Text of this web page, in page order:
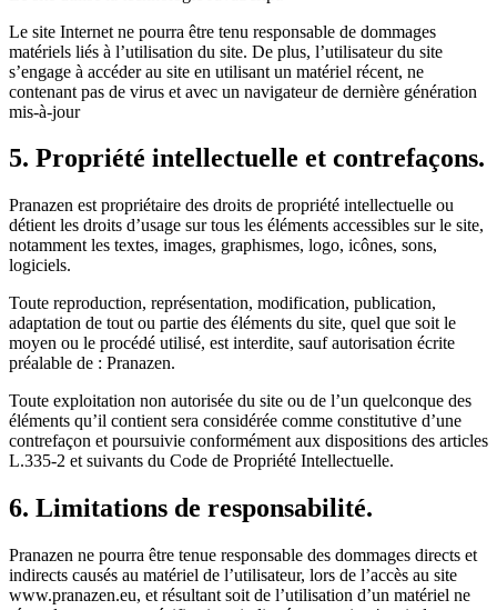
Le site Internet ne pourra être tenu responsable de dommages
matériels liés à l’utilisation du site. De plus, l’utilisateur du site
s’engage à accéder au site en utilisant un matériel récent, ne
contenant pas de virus et avec un navigateur de dernière génération
mis-à-jour
5. Propriété intellectuelle et contrefaçons.
Pranazen est propriétaire des droits de propriété intellectuelle ou
détient les droits d’usage sur tous les éléments accessibles sur le site,
notamment les textes, images, graphismes, logo, icônes, sons,
logiciels.
Toute reproduction, représentation, modification, publication,
adaptation de tout ou partie des éléments du site, quel que soit le
moyen ou le procédé utilisé, est interdite, sauf autorisation écrite
préalable de : Pranazen.
Toute exploitation non autorisée du site ou de l’un quelconque des
éléments qu’il contient sera considérée comme constitutive d’une
contrefaçon et poursuivie conformément aux dispositions des articles
L.335-2 et suivants du Code de Propriété Intellectuelle.
6. Limitations de responsabilité.
Pranazen ne pourra être tenue responsable des dommages directs et
indirects causés au matériel de l’utilisateur, lors de l’accès au site
www.pranazen.eu, et résultant soit de l’utilisation d’un matériel ne